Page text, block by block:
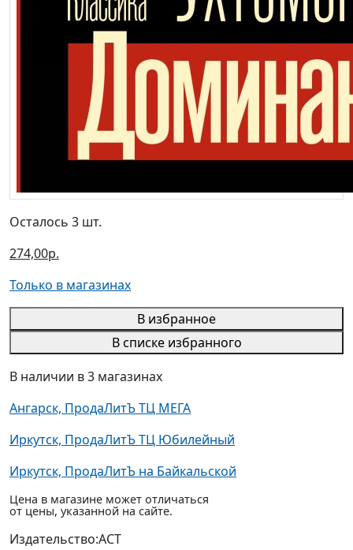
Осталось 3 шт.
274,00р.
Только в магазинах
В избранное
В списке избранного
В наличии в 3 магазинах
Ангарск, ПродаЛитЪ ТЦ МЕГА
Иркутск, ПродаЛитЪ ТЦ Юбилейный
Иркутск, ПродаЛитЪ на Байкальской
Цена в магазине может отличаться
от цены, указанной на сайте.
Издательство:АСТ